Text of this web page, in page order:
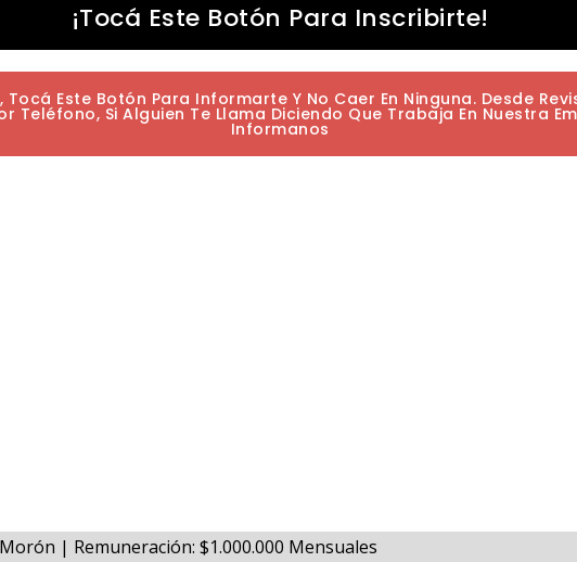
¡Tocá Este Botón Para Inscribirte!
Este Botón Para Informarte Y No Caer En Ninguna. Desde
Teléfono, Si Alguien Te Llama Diciendo Que Trabaja En Nuestra
Informanos
| Remuneración: $1.000.000 Mensuales